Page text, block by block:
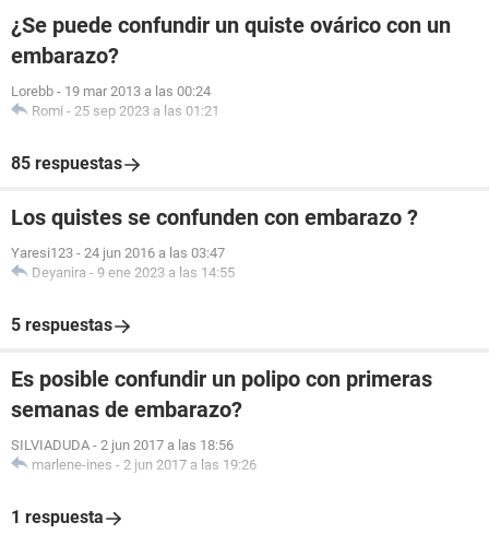
¿Se puede confundir un quiste ovárico con un
embarazo?
Lorebb - 19 mar 2013 a las 00:24
Romi - 25 sep 2023 a las 01:21
85 respuestas
Los quistes se confunden con embarazo ?
Yaresi123 - 24 jun 2016 a las 03:47
Deyanira - 9 ene 2023 a las 14:55
5 respuestas
Es posible confundir un polipo con primeras
semanas de embarazo?
SILVIADUDA - 2 jun 2017 a las 18:56
marlene-ines - 2 jun 2017 a las 19:26
1 respuesta